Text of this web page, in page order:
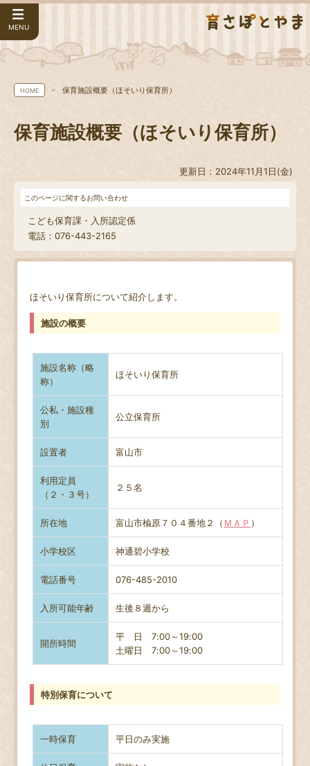
MENU
HOME 保育施設概要（ほそいり保育所）
保育施設概要（ほそいり保育所）
更新日：2024年11月1日(金)
このページに関するお問い合わせ
こども保育課・入所認定係
電話：076-443-2165
ほそいり保育所について紹介します。
施設の概要
施設名称（略
称）
ほそいり保育所
公私・施設種
別
公立保育所
設置者 富山市
利用定員
（２・３号）
２５名
所在地 富山市楡原７０４番地２（ ＭＡＰ ）
小学校区 神通碧小学校
電話番号 076-485-2010
入所可能年齢 生後８週から
開所時間
平 日 7:00～19:00
土曜日7:00～19:00
特別保育について
一時保育 平日のみ実施